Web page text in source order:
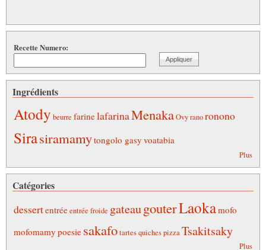
Recette Numero:
Ingrédients
Atody beurre farinelafarinaMenakaOvyranoronono
Sirasiramamytongolo gasy voatabia
Plus
Catégories
dessertentréeentrée froide gateaugouterLaokamofo
mofomamy poesie sakafotartes quiches pizzaTsakitsaky
Plus